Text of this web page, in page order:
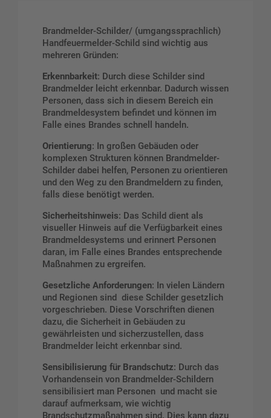
Brandmelder-Schilder/ (umgangssprachlich)
Handfeuermelder-Schild sind wichtig aus
mehreren Gründen:
Erkennbarkeit: Durch diese Schilder sind
Brandmelder leicht erkennbar. Dadurch wissen
Personen, dass sich in diesem Bereich ein
Brandmeldesystem befindet und können im
Falle eines Brandes schnell handeln.
Orientierung: In großen Gebäuden oder
komplexen Strukturen können Brandmelder-
Schilder dabei helfen, Personen zu orientieren
und den Weg zu den Brandmeldern zu finden,
falls diese benötigt werden.
Sicherheitshinweis: Das Schild dient als
visueller Hinweis auf die Verfügbarkeit eines
Brandmeldesystems und erinnert Personen
daran, im Falle eines Brandes entsprechende
Maßnahmen zu ergreifen.
Gesetzliche Anforderungen: In vielen Ländern
und Regionen sind diese Schilder gesetzlich
vorgeschrieben. Diese Vorschriften dienen
dazu, die Sicherheit in Gebäuden zu
gewährleisten und sicherzustellen, dass
Brandmelder leicht erkennbar sind.
Sensibilisierung für Brandschutz: Durch das
Vorhandensein von Brandmelder-Schildern
sensibilisiert man Personen und macht sie
darauf aufmerksam, wie wichtig
Brandschutzmaßnahmen sind. Dies kann dazu